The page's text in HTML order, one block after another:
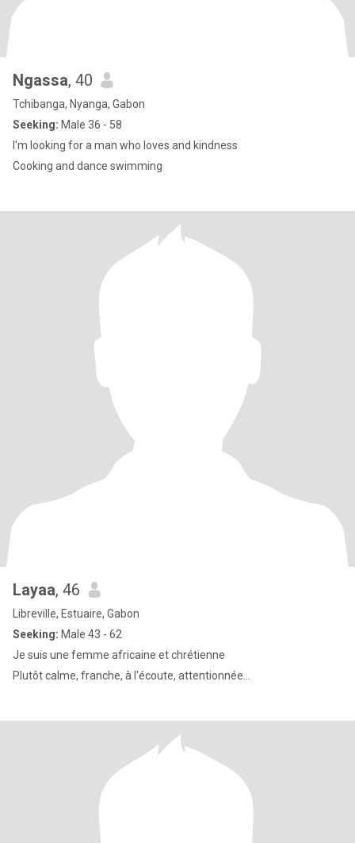
Ngassa, 40
Tchibanga, Nyanga, Gabon
Seeking: Male 36 - 58
I'm looking for a man who loves and kindness
Cooking and dance swimming
Layaa, 46
Libreville, Estuaire, Gabon
Seeking: Male 43 - 62
Je suis une femme africaine et chrétienne
Plutôt calme, franche, à l'écoute, attentionnée...